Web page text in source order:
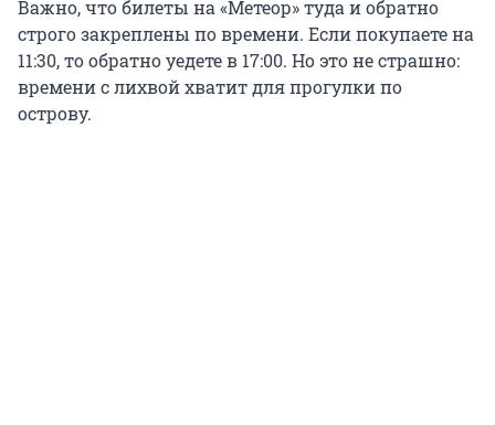
Важно, что билеты на «Метеор» туда и обратно
строго закреплены по времени. Если покупаете на
11:30, то обратно уедете в 17:00. Но это не страшно:
времени с лихвой хватит для прогулки по
острову.